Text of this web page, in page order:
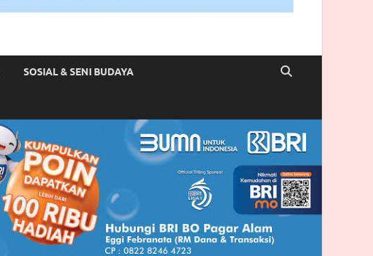
SOSIAL & SENI BUDAYA